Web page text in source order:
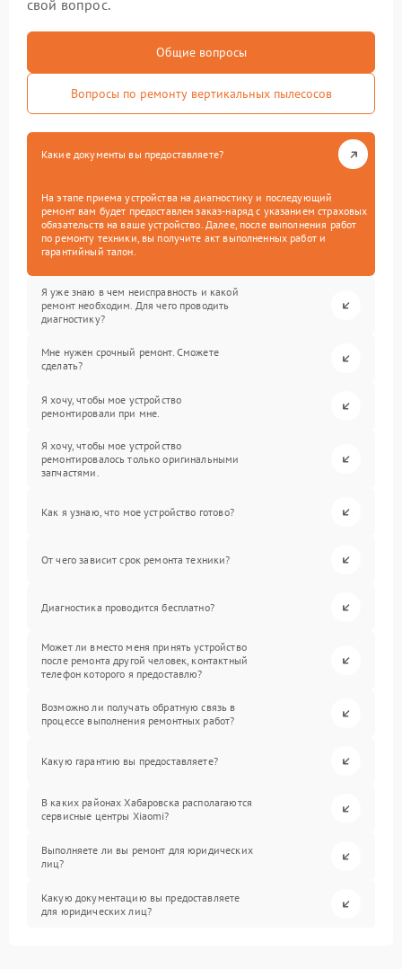
свой вопрос.
Общие вопросы
Вопросы по ремонту вертикальных пылесосов
Какие документы вы предоставляете?
На этапе приема устройства на диагностику и последующий
ремонт вам будет предоставлен заказ-наряд с указанием страховых
обязательств на ваше устройство. Далее, после выполнения работ
по ремонту техники, вы получите акт выполненных работ и
гарантийный талон.
Я уже знаю в чем неисправность и какой
ремонт необходим. Для чего проводить
диагностику?
Мне нужен срочный ремонт. Сможете
сделать?
Я хочу, чтобы мое устройство
ремонтировали при мне.
Я хочу, чтобы мое устройство
ремонтировалось только оригинальными
запчастями.
Как я узнаю, что мое устройство готово?
От чего зависит срок ремонта техники?
Диагностика проводится бесплатно?
Может ли вместо меня принять устройство
после ремонта другой человек, контактный
телефон которого я предоставлю?
Возможно ли получать обратную связь в
процессе выполнения ремонтных работ?
Какую гарантию вы предоставляете?
В каких районах Хабаровска располагаются
сервисные центры Xiaomi?
Выполняете ли вы ремонт для юридических
лиц?
Какую документацию вы предоставляете
для юридических лиц?